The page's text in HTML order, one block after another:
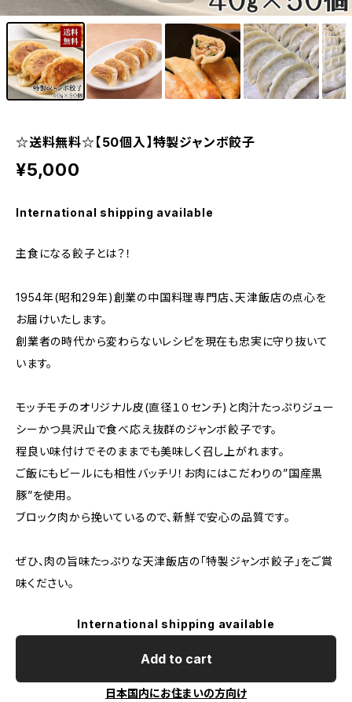
☆送料無料☆【50個入】特製ジャンボ餃子
¥5,000
International shipping available
主食になる餃子とは？！
1954年(昭和29年)創業の中国料理専門店、天津飯店の点心を
お届けいたします。
創業者の時代から変わらないレシピを現在も忠実に守り抜いて
います。
モッチモチのオリジナル皮(直径１０センチ)と肉汁たっぷりジュー
シーかつ具沢山で食べ応え抜群のジャンボ餃子です。
程良い味付けでそのままでも美味しく召し上がれます。
ご飯にもビールにも相性バッチリ！お肉にはこだわりの”国産黒
豚”を使用。
ブロック肉から挽いているので、新鮮で安心の品質です。
ぜひ、肉の旨味たっぷりな天津飯店の「特製ジャンボ餃子」をご賞
味ください。
International shipping available
Add to cart
日本国内にお住まいの方向け